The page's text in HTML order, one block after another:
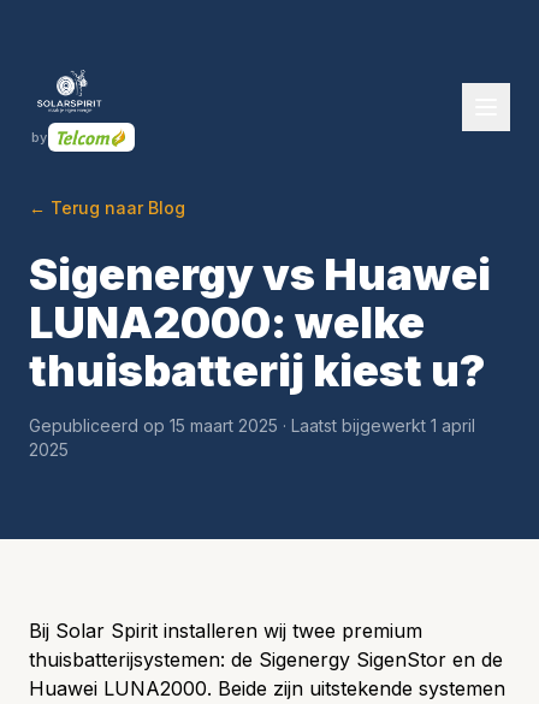
by
← Terug naar Blog
Sigenergy vs Huawei
LUNA2000: welke
thuisbatterij kiest u?
Gepubliceerd op 15 maart 2025 · Laatst bijgewerkt 1 april
2025
Bij Solar Spirit installeren wij twee premium
thuisbatterijsystemen: de Sigenergy SigenStor en de
Huawei LUNA2000. Beide zijn uitstekende systemen